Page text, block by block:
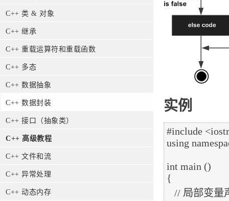
C++ 类 & 对象
C++ 继承
C++ 重载运算符和重载函数
C++ 多态
C++ 数据抽象
C++ 数据封装
C++ 接口（抽象类）
C++ 高级教程
C++ 文件和流
C++ 异常处理
C++ 动态内存
实例
#include
using
int main ()
{